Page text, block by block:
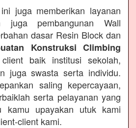
juga memberikan layanan
juga pembangunan Wall
dasar Resin Block dan
Konstruksi Climbing
baik institusi sekolah,
juga swasta serta individu.
saling kepercayaan,
serta pelayanan yang
kamu upayakan utuk kami
client kami.